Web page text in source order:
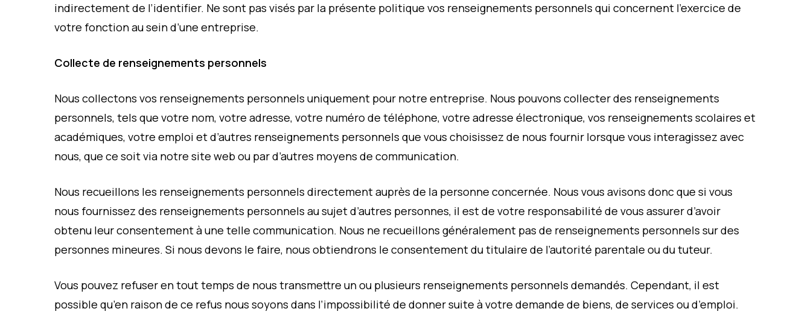
indirectement de l’identifier. Ne sont pas visés par la présente politique vos renseignements personnels qui concernent l’exercice de
votre fonction au sein d’une entreprise.
Collecte de renseignements personnels
Nous collectons vos renseignements personnels uniquement pour notre entreprise. Nous pouvons collecter des renseignements
personnels, tels que votre nom, votre adresse, votre numéro de téléphone, votre adresse électronique, vos renseignements scolaires et
académiques, votre emploi et d’autres renseignements personnels que vous choisissez de nous fournir lorsque vous interagissez avec
nous, que ce soit via notre site web ou par d’autres moyens de communication.
Nous recueillons les renseignements personnels directement auprès de la personne concernée. Nous vous avisons donc que si vous
nous fournissez des renseignements personnels au sujet d’autres personnes, il est de votre responsabilité de vous assurer d’avoir
obtenu leur consentement à une telle communication. Nous ne recueillons généralement pas de renseignements personnels sur des
personnes mineures. Si nous devons le faire, nous obtiendrons le consentement du titulaire de l’autorité parentale ou du tuteur.
Vous pouvez refuser en tout temps de nous transmettre un ou plusieurs renseignements personnels demandés. Cependant, il est
possible qu’en raison de ce refus nous soyons dans l’impossibilité de donner suite à votre demande de biens, de services ou d’emploi.